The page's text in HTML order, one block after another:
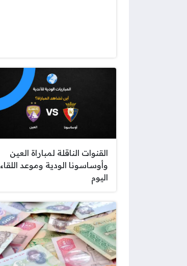
القنوات الناقلة لمباراة العين
وأوساسونا الودية وموعد اللقاء
اليوم